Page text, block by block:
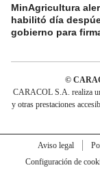
MinAgricultura
habilitó día
gobierno para
©
CARACOL S.A. realiza
y otras prestaciones
Aviso legal
Configuración de